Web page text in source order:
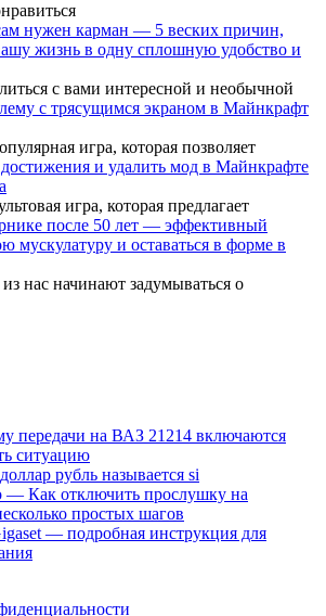
нужен карман — 5 веских причин,
жизнь в одну сплошную удобство и
с вами интересной и необычной
с трясущимся экраном в Майнкрафт
игра, которая позволяет
и удалить мод в Майнкрафте
игра, которая предлагает
после 50 лет — эффективный
мускулатуру и оставаться в форме в
нас начинают задумываться о
передачи на ВАЗ 21214 включаются
ситуацию
рубль называется si
— Как отключить прослушку на
простых шагов
— подробная инструкция для